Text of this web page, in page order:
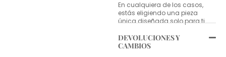
En cualquiera de los casos,
estás eligiendo una pieza
única diseñada solo para ti.
DEVOLUCIONES Y
CAMBIOS